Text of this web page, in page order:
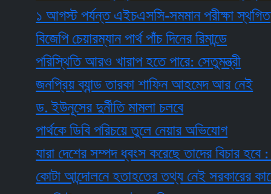
১ আগস্ট পর্যন্ত এইচএসসি-সমমান পরীক্ষা স্থগিত
বিজেপি চেয়ারম্যান পার্থ পাঁচ দিনের রিমান্ডে
পরিস্থিতি আরও খারাপ হতে পারে: সেতুমন্ত্রী
জনপ্রিয় ব্যান্ড তারকা শাফিন আহমেদ আর নেই
ড. ইউনূসের দুর্নীতি মামলা চলবে
পার্থকে ডিবি পরিচয়ে তুলে নেয়ার অভিযোগ
যারা দেশের সম্পদ ধ্বংস করেছে তাদের বিচার হবে :
কোটা আন্দোলনে হতাহতের তথ্য নেই সরকারের কাছে